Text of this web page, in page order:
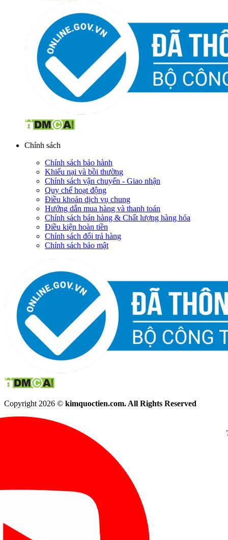
Chính sách
Chính sách bảo hành
Khiếu nại và bồi thường
Chính sách vận chuyển - Giao nhận
Quy chế hoạt động
Điều khoản dịch vụ chung
Hướng dẫn mua hàng và thanh toán
Chính sách bán hàng & Chất lượng hàng hóa
Điều kiện hoàn tiền
Chính sách đổi trả hàng
Chính sách bảo mật
Copyright 2026 © kimquoctien.com. All Rights Reserved
(8h00 - 21h30)
(8h00 -